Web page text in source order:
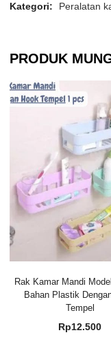
Kategori:
Peralatan
PRODUK
Rak Kamar Mandi
Bahan Plastik
Tempel
Rp12.500